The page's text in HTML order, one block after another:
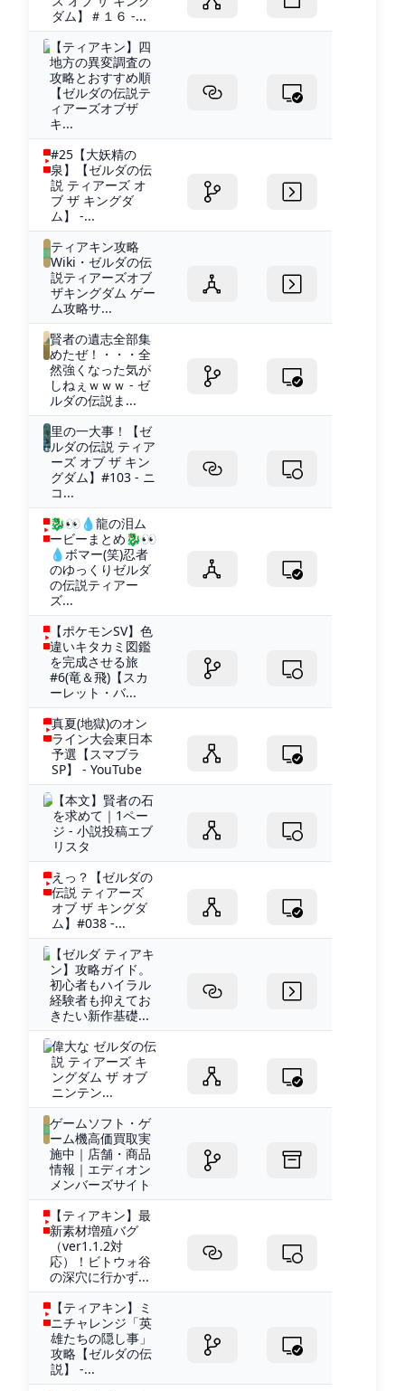
ダム】＃１６ -...
【ティアキン】四
地方の異変調査の
攻略とおすすめ順
【ゼルダの伝説テ
ィアーズオブザ
キ...
#25【大妖精の
泉】【ゼルダの伝
説 ティアーズ オ
ブ ザ キングダ
ム】 -...
ティアキン攻略
Wiki・ゼルダの伝
説ティアーズオブ
ザキングダム ゲー
ム攻略サ...
賢者の遺志全部集
めたぜ！・・・全
然強くなった気が
しねぇｗｗｗ - ゼ
ルダの伝説ま...
里の一大事！【ゼ
ルダの伝説 ティア
ーズ オブ ザ キン
グダム】#103 - ニ
コ...
🐉👀💧龍の泪ム
ービーまとめ🐉👀
💧ボマー(笑)忍者
のゆっくりゼルダ
の伝説ティアー
ズ...
【ポケモンSV】色
違いキタカミ図鑑
を完成させる旅
#6(竜＆飛)【スカ
ーレット・バ...
真夏(地獄)のオン
ライン大会東日本
予選【スマブラ
SP】 - YouTube
【本文】賢者の石
を求めて｜1ペー
ジ - 小説投稿エブ
リスタ
えっ？【ゼルダの
伝説 ティアーズ
オブ ザ キングダ
ム】#038 -...
【ゼルダ ティアキ
ン】攻略ガイド。
初心者もハイラル
経験者も抑えてお
きたい新作基礎...
偉大な ゼルダの伝
説 ティアーズ キ
ングダム ザ オブ
ニンテン...
ゲームソフト・ゲ
ーム機高価買取実
施中｜店舗・商品
情報｜エディオン
メンバーズサイト
【ティアキン】最
新素材増殖バグ
（ver1.1.2対
応）！ビトウォ谷
の深穴に行かず...
【ティアキン】ミ
ニチャレンジ「英
雄たちの隠し事」
攻略【ゼルダの伝
説】 -...